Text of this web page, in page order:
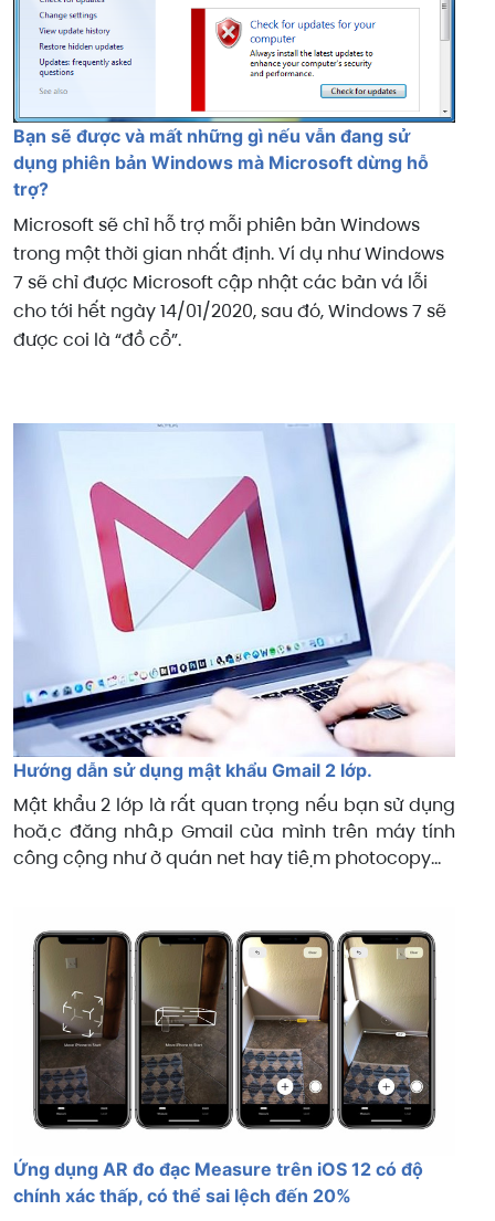
Bạn sẽ được và mất những gì nếu vẫn đang sử
dụng phiên bản Windows mà Microsoft dừng hỗ
trợ?
Microsoft sẽ chỉ hỗ trợ mỗi phiên bản Windows
trong một thời gian nhất định. Ví dụ như Windows
7 sẽ chỉ được Microsoft cập nhật các bản vá lỗi
cho tới hết ngày 14/01/2020, sau đó, Windows 7 sẽ
được coi là “đồ cổ”.
Hướng dẫn sử dụng mật khẩu Gmail 2 lớp.
Mật khẩu 2 lớp là rất quan trọng nếu bạn sử dụng
hoặc đăng nhập Gmail của mình trên máy tính
công cộng như ở quán net hay tiệm photocopy...
Ứng dụng AR đo đạc Measure trên iOS 12 có độ
chính xác thấp, có thể sai lệch đến 20%